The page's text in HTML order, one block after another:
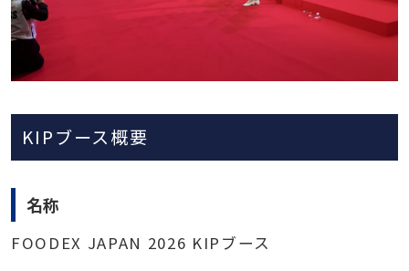
KIPブース概要
名称
FOODEX JAPAN 2026 KIPブース